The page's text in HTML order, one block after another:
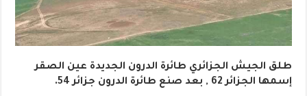
طلق الجيش الجزائري طائرة الدرون الجديدة عين الصقر
إسمها الجزائر 62 , بعد صنع طائرة الدرون جزائر 54.